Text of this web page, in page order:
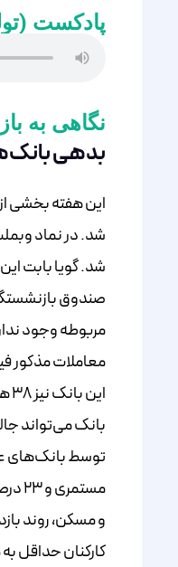
پادکست
نگاهی به بازار
بدهی
این هفته بخشی
شد. در نماد
شد. گویا بابت
صندوق
مربوطه وجود
و مسکن، روند
کارکنان حداقل به مبلغ ۱۲۴ هزار میلیارد تومان کمتر در